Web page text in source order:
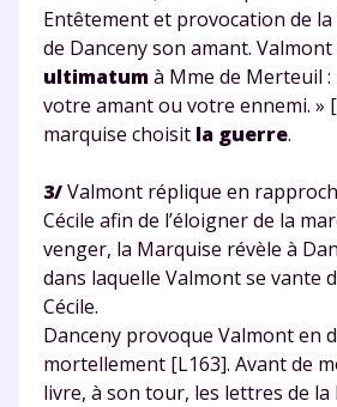
Entêtement et provocation de
de Danceny son amant.
ultimatumà Mme de Merteuil :
votre amant ou votre ennemi. »
marquise choisit la guerre.
3/Valmont réplique en
Cécile afin de l’éloigner de la
venger, la Marquise révèle à
dans laquelle Valmont se vante
Cécile.
Danceny provoque Valmont en
mortellement [L163]. Avant de
livre, à son tour, les lettres de la